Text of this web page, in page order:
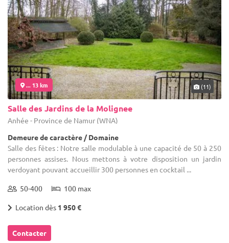
... 13 km (11)
Salle des Jardins de la Molignee
Anhée - Province de Namur (WNA)
Demeure de caractère / Domaine
Salle des fêtes : Notre salle modulable à une capacité de 50 à 250
personnes assises. Nous mettons à votre disposition un jardin
verdoyant pouvant accueillir 300 personnes en cocktail ...
50-400 100 max
Location dès 1 950 €
Contacter